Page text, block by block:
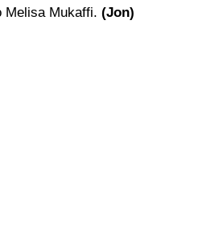
Melisa Mukaffi.(Jon)